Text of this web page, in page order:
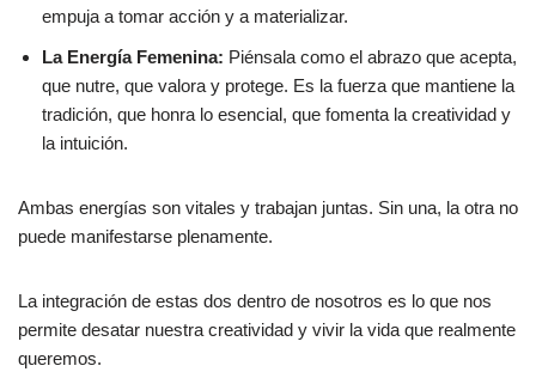
empuja a tomar acción y a materializar.
La Energía Femenina: Piénsala como el abrazo que acepta,
que nutre, que valora y protege. Es la fuerza que mantiene la
tradición, que honra lo esencial, que fomenta la creatividad y
la intuición.
Ambas energías son vitales y trabajan juntas. Sin una, la otra no
puede manifestarse plenamente.
La integración de estas dos dentro de nosotros es lo que nos
permite desatar nuestra creatividad y vivir la vida que realmente
queremos.